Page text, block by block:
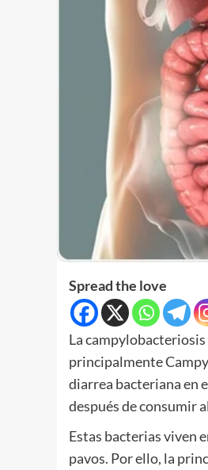
Spread the love
La
principalmente
diarrea bacteriana en
después de consumir
Estas bacterias viven
pavos. Por ello, la